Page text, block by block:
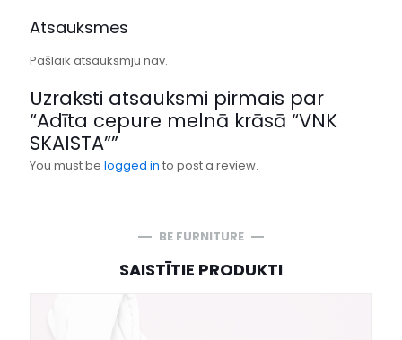
Atsauksmes
Pašlaik atsauksmju nav.
Uzraksti atsauksmi pirmais par
“Adīta cepure melnā krāsā “VNK
SKAISTA””
You must be logged in to post a review.
BE FURNITURE
SAISTĪTIE PRODUKTI